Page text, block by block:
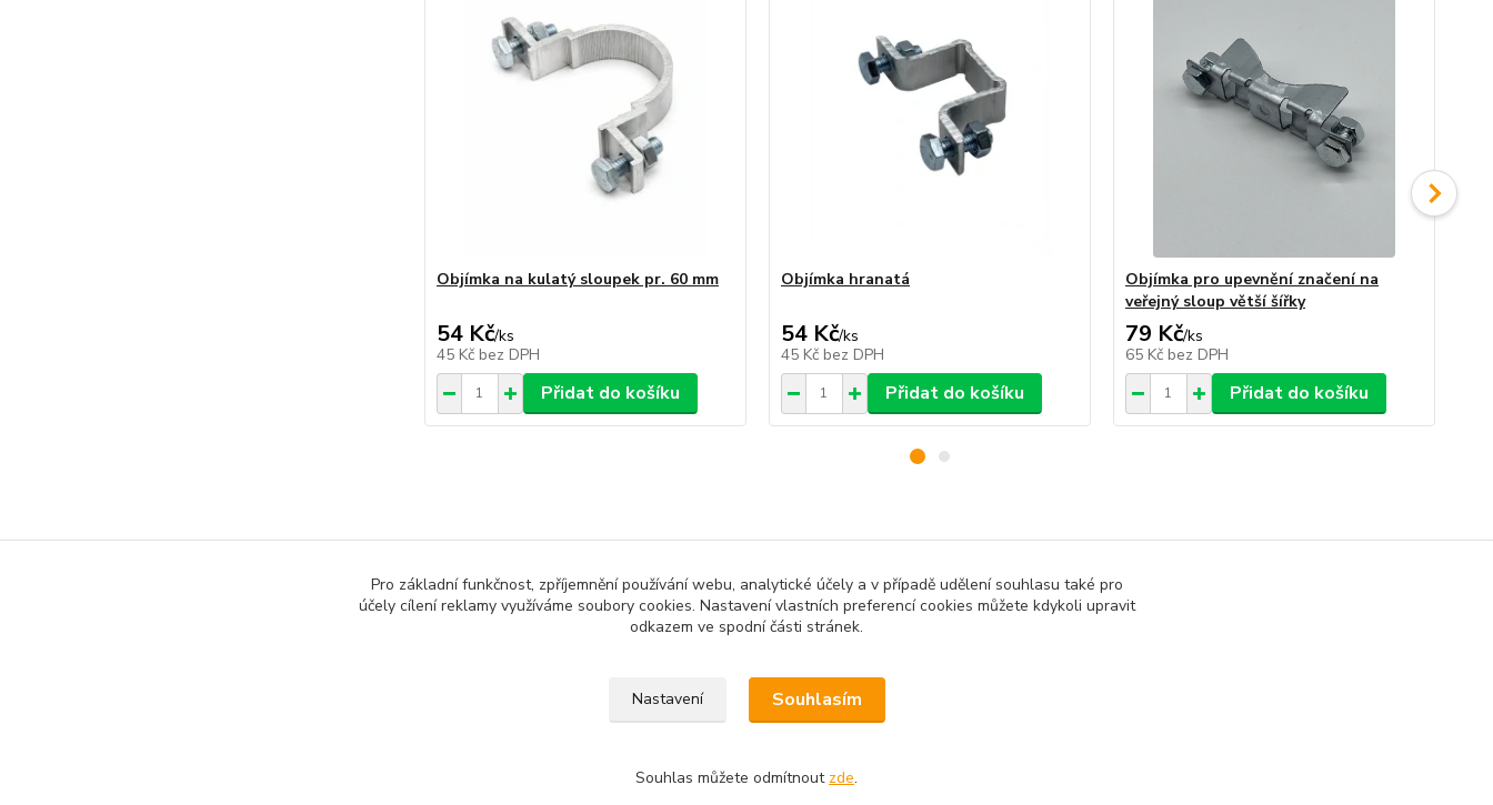
Objímka na kulatý sloupek pr. 60 mm
54 Kč/ks
45 Kč bez DPH
Přidat do košíku
Objímka hranatá
54 Kč/ks
45 Kč bez DPH
Přidat do košíku
Objímka pro upevnění značení na
veřejný sloup větší šířky
79 Kč/ks
65 Kč bez DPH
Přidat do košíku
Zboží zařazeno v kategoriích
Pro základní funkčnost, zpříjemnění používání webu, analytické účely a v případě udělení souhlasu také pro
účely cílení reklamy využíváme soubory cookies. Nastavení vlastních preferencí cookies můžete kdykoli upravit
odkazem ve spodní části stránek.
Nastavení Souhlasím
Souhlas můžete odmítnout zde.